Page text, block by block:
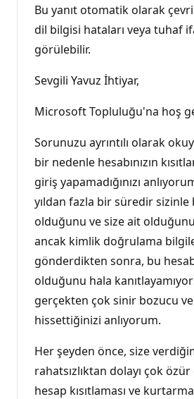
Bu yanıt otomatik olarak
dil bilgisi hataları veya tuhaf
görülebilir.
Sevgili Yavuz İhtiyar,
Microsoft Topluluğu'na hoş
Sorunuzu ayrıntılı olarak
bir nedenle hesabınızın
giriş yapamadığınızı
yıldan fazla bir süredir
olduğunu ve size ait
ancak kimlik doğrulama
gönderdikten sonra, bu
olduğunu hala
gerçekten çok sinir bozucu ve
hissettiğinizi anlıyorum.
Her şeyden önce, size
rahatsızlıktan dolayı çok
hesap kısıtlaması ve